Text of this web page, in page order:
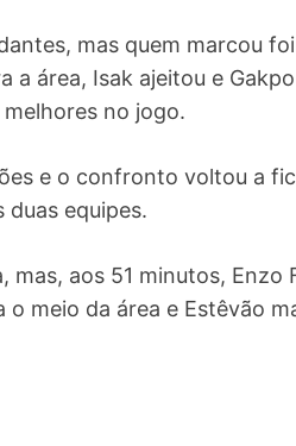
mas quem marcou
a área, Isak ajeitou e
no jogo.
e o confronto voltou a
equipes.
aos 51 minutos, Enzo
meio da área e Estêvão